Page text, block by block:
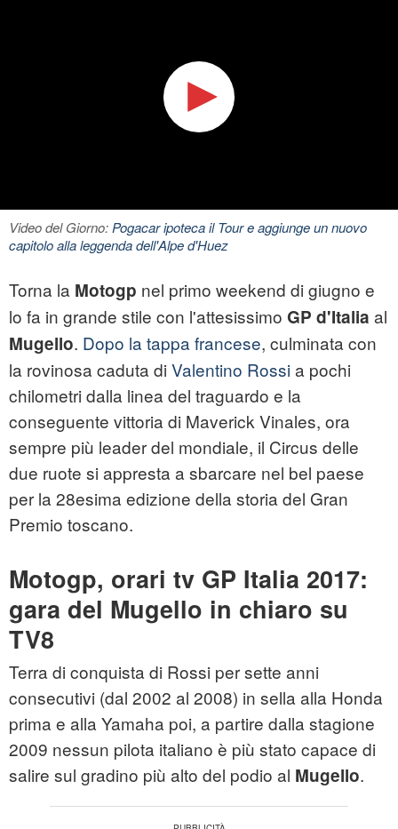
Video del Giorno:Pogacar ipoteca il Tour e aggiunge un nuovo
capitolo alla leggenda dell'Alpe d'Huez
Torna la Motogp nel primo weekend di giugno e
lo fa in grande stile con l'attesissimo GP d'Italia al
Mugello. Dopo la tappa francese, culminata con
la rovinosa caduta di Valentino Rossia pochi
chilometri dalla linea del traguardo e la
conseguente vittoria di Maverick Vinales, ora
sempre più leader del mondiale, il Circus delle
due ruote si appresta a sbarcare nel bel paese
per la 28esima edizione della storia del Gran
Premio toscano.
Motogp, orari tv GP Italia 2017:
gara del Mugello in chiaro su
TV8
Terra di conquista di Rossi per sette anni
consecutivi (dal 2002 al 2008) in sella alla Honda
prima e alla Yamaha poi, a partire dalla stagione
2009 nessun pilota italiano è più stato capace di
salire sul gradino più alto del podio al Mugello.